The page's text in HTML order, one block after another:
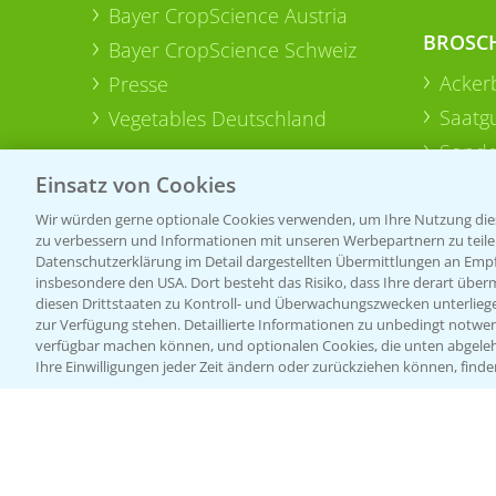
Bayer CropScience Austria
Bayer CropScience Schweiz
Presse
Vegetables Deutschland
Einsatz von Cookies
Wir würden gerne optionale Cookies verwenden, um Ihre Nutzung
zu verbessern und Informationen mit unseren Werbepartnern zu
Datenschutzerklärung im Detail dargestellten Übermittlungen an
insbesondere den USA. Dort besteht das Risiko, dass Ihre derart
diesen Drittstaaten zu Kontroll- und Überwachungszwecken
zur Verfügung stehen. Detaillierte Informationen zu unbedingt
verfügbar machen können, und optionalen Cookies, die unten
Ihre Einwilligungen jeder Zeit ändern oder zurückziehen können,